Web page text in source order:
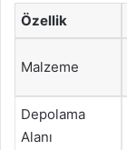
Özellik
Malzeme
Depolama
Alanı